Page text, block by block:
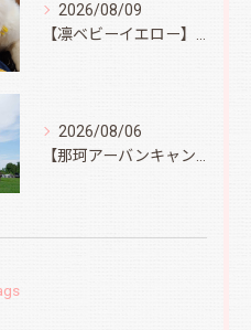
2026/08/09
2026/08/06